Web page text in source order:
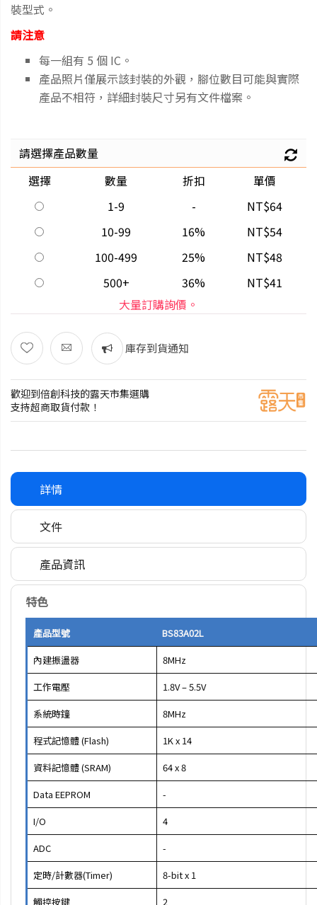
裝型式。
請注意
每一組有 5 個 IC。
產品照片僅展示該封裝的外觀，腳位數目可能與實際
產品不相符，詳細封裝尺寸另有文件檔案。
請選擇產品數量
選擇
數量 折扣
單價
1-9
-
NT$64
10-99
16%
NT$54
100-499
25%
NT$48
500+
36%
NT$41
大量訂購詢價。
庫存到貨通知
歡迎到倍創科技的露天市集選購
支持超商取貨付款！
詳情
文件
產品資訊
特色
產品型號
BS83A02L
內建振盪器
8MHz
工作電壓
1.8V – 5.5V
系統時鐘
8MHz
程式記憶體 (Flash)
1K x 14
資料記憶體 (SRAM)
64 x 8
Data EEPROM
-
I/O
4
ADC
-
定時/計數器(Timer)
8-bit x 1
觸控按鍵
2